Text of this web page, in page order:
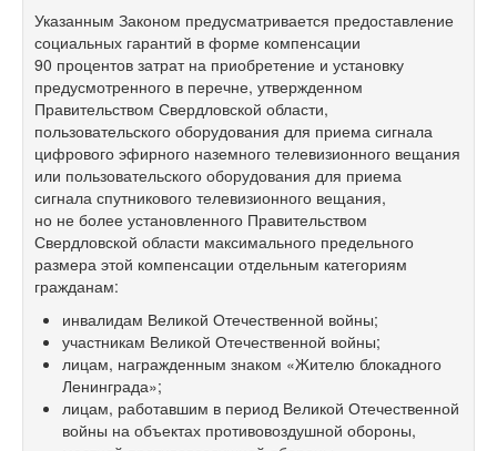
Указанным Законом предусматривается предоставление
социальных гарантий в форме компенсации
90 процентов затрат на приобретение и установку
предусмотренного в перечне, утвержденном
Правительством Свердловской области,
пользовательского оборудования для приема сигнала
цифрового эфирного наземного телевизионного вещания
или пользовательского оборудования для приема
сигнала спутникового телевизионного вещания,
но не более установленного Правительством
Свердловской области максимального предельного
размера этой компенсации отдельным категориям
гражданам:
инвалидам Великой Отечественной войны;
участникам Великой Отечественной войны;
лицам, награжденным знаком «Жителю блокадного
Ленинграда»;
лицам, работавшим в период Великой Отечественной
войны на объектах противовоздушной обороны,